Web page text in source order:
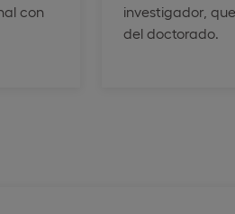
con
investigador,
del doctorado.